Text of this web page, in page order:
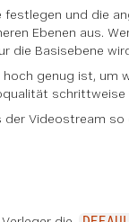
festlegen und die
Ebenen aus.
die Basisebene
genug ist, um
der Videostream